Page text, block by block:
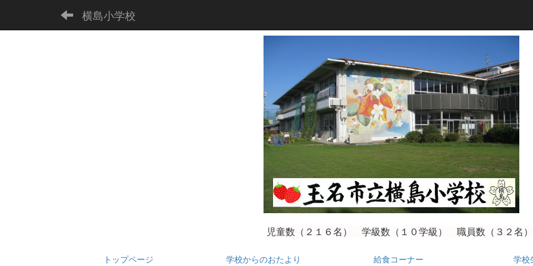
横島小学校
児童数（２１６名） 学級数（１０学級） 職員数（３２名）
トップページ 学校からのおたより 給食コーナー 学校